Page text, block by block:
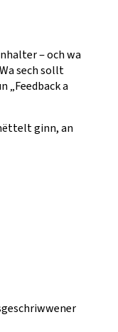
‒ och wa
sech sollt
„Feedback a
ginn, an